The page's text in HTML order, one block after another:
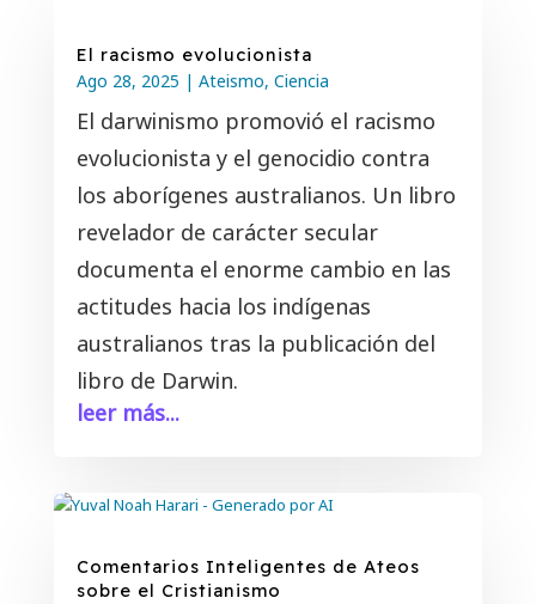
El racismo evolucionista
Ago 28, 2025 | Ateismo, Ciencia
El darwinismo promovió el racismo
evolucionista y el genocidio contra
los aborígenes australianos. Un libro
revelador de carácter secular
documenta el enorme cambio en las
actitudes hacia los indígenas
australianos tras la publicación del
libro de Darwin.
leer más...
Comentarios Inteligentes de Ateos
sobre el Cristianismo